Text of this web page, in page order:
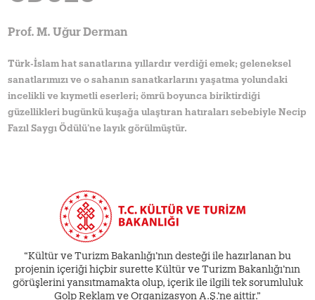
Prof. M. Uğur Derman
Türk-İslam hat sanatlarına yıllardır verdiği emek; geleneksel
sanatlarımızı ve o sahanın sanatkarlarını yaşatma yolundaki
incelikli ve kıymetli eserleri; ömrü boyunca biriktirdiği
güzellikleri bugünkü kuşağa ulaştıran hatıraları sebebiyle Necip
Fazıl Saygı Ödülü’ne layık görülmüştür.
“Kültür ve Turizm Bakanlığı’nın desteği ile hazırlanan bu
projenin içeriği hiçbir surette Kültür ve Turizm Bakanlığı’nın
görüşlerini yansıtmamakta olup, içerik ile ilgili tek sorumluluk
Golp Reklam ve Organizasyon A.Ş.’ne aittir.”